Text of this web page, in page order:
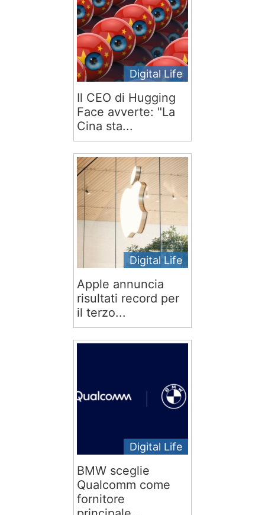
Digital Life
Il CEO di Hugging
Face avverte: "La
Cina sta...
Digital Life
Apple annuncia
risultati record per
il terzo...
Digital Life
BMW sceglie
Qualcomm come
fornitore